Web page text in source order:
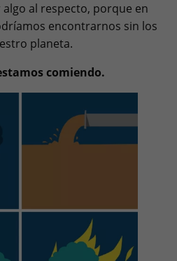
al respecto, porque en
encontrarnos sin los
planeta.
comiendo.